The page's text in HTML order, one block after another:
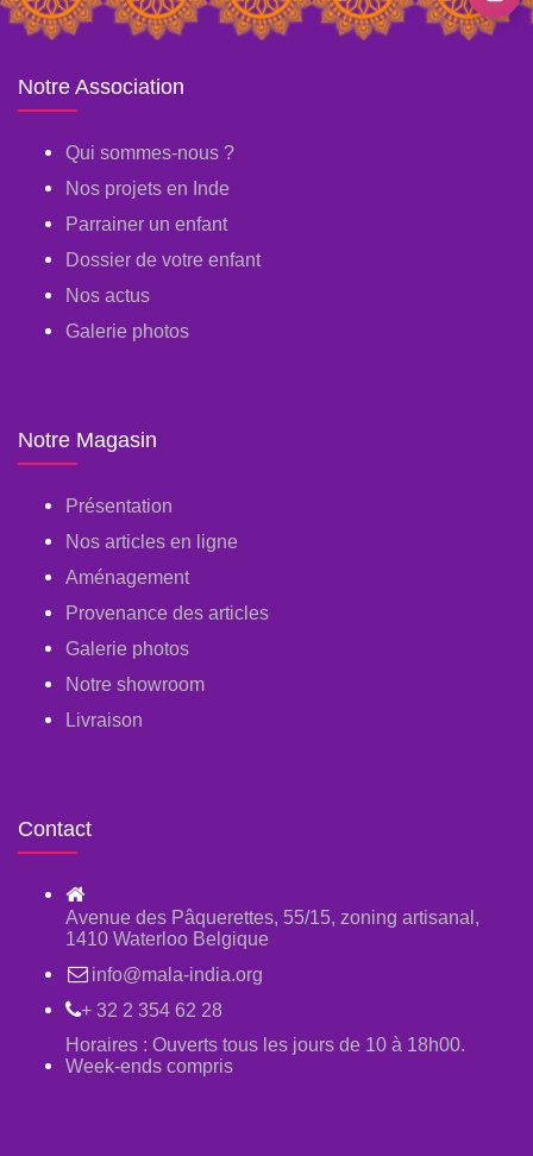
Notre Association
Qui sommes-nous ?
Nos projets en Inde
Parrainer un enfant
Dossier de votre enfant
Nos actus
Galerie photos
Notre Magasin
Présentation
Nos articles en ligne
Aménagement
Provenance des articles
Galerie photos
Notre showroom
Livraison
Contact
Avenue des Pâquerettes, 55/15, zoning artisanal,
1410 Waterloo Belgique
info@mala-india.org
+ 32 2 354 62 28
Horaires : Ouverts tous les jours de 10 à 18h00.
Week-ends compris